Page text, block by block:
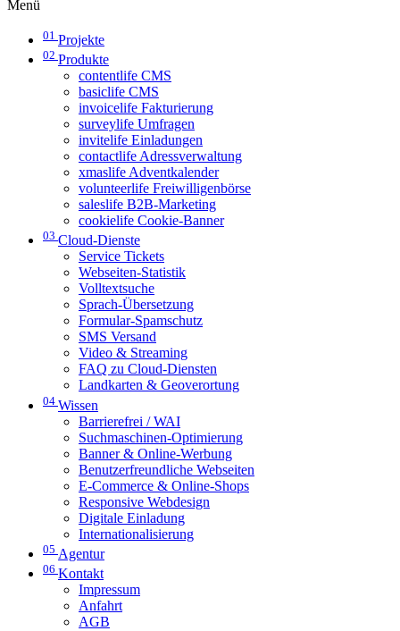
Menü
01 Projekte
02 Produkte
contentlife CMS
basiclife CMS
invoicelife Fakturierung
surveylife Umfragen
invitelife Einladungen
contactlife Adressverwaltung
xmaslife Adventkalender
volunteerlife Freiwilligenbörse
saleslife B2B-Marketing
cookielife Cookie-Banner
03 Cloud-Dienste
Service Tickets
Webseiten-Statistik
Volltextsuche
Sprach-Übersetzung
Formular-Spamschutz
SMS Versand
Video & Streaming
FAQ zu Cloud-Diensten
Landkarten & Geoverortung
04 Wissen
Barrierefrei / WAI
Suchmaschinen-Optimierung
Banner & Online-Werbung
Benutzerfreundliche Webseiten
E-Commerce & Online-Shops
Responsive Webdesign
Digitale Einladung
Internationalisierung
05 Agentur
06 Kontakt
Impressum
Anfahrt
AGB